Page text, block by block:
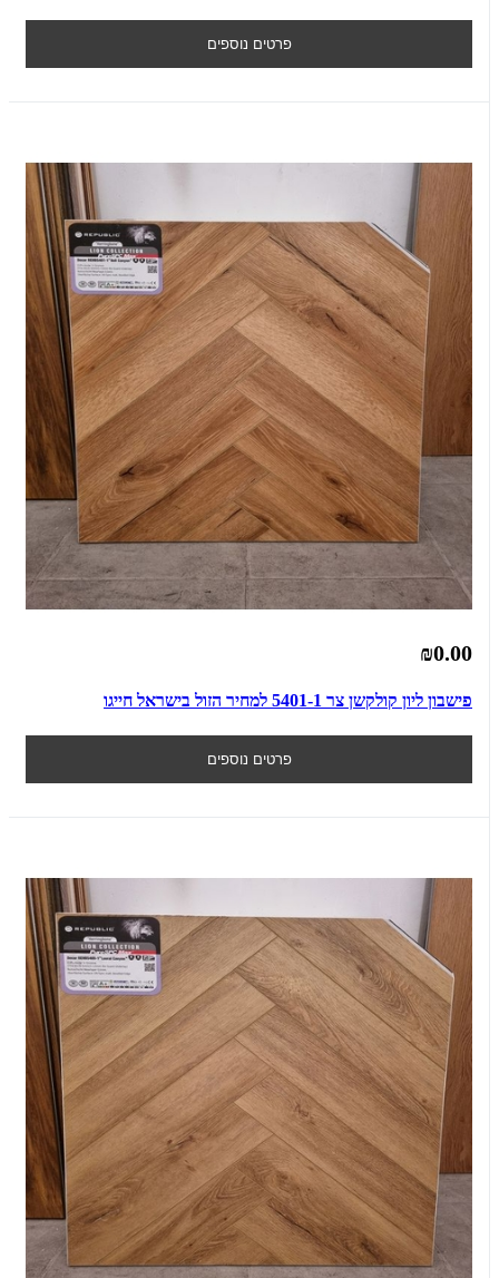
פרטים נוספים
₪0.00
פישבון ליון קולקשן צר 5401-1 למחיר הזול בישראל חייגו
פרטים נוספים